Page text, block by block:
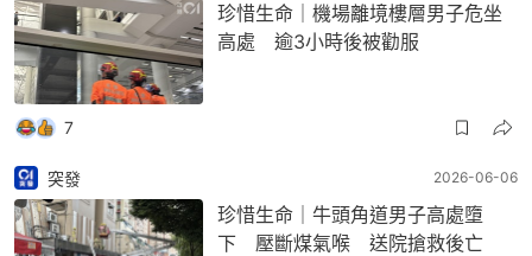
珍惜生命｜機場離境樓層男子危坐
高處 逾3小時後被勸服
7
突發 2026-06-06
珍惜生命｜牛頭角道男子高處墮
下 壓斷煤氣喉 送院搶救後亡